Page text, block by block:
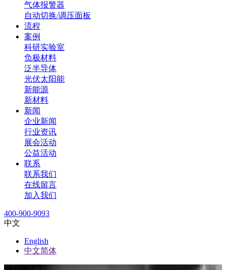
气体报警器
自动切换/调压面板
流程
案例
科研实验室
负极材料
泛半导体
光伏太阳能
新能源
新材料
新闻
企业新闻
行业资讯
展会活动
公益活动
联系
联系我们
在线留言
加入我们
400-900-9093
中文
English
中文简体